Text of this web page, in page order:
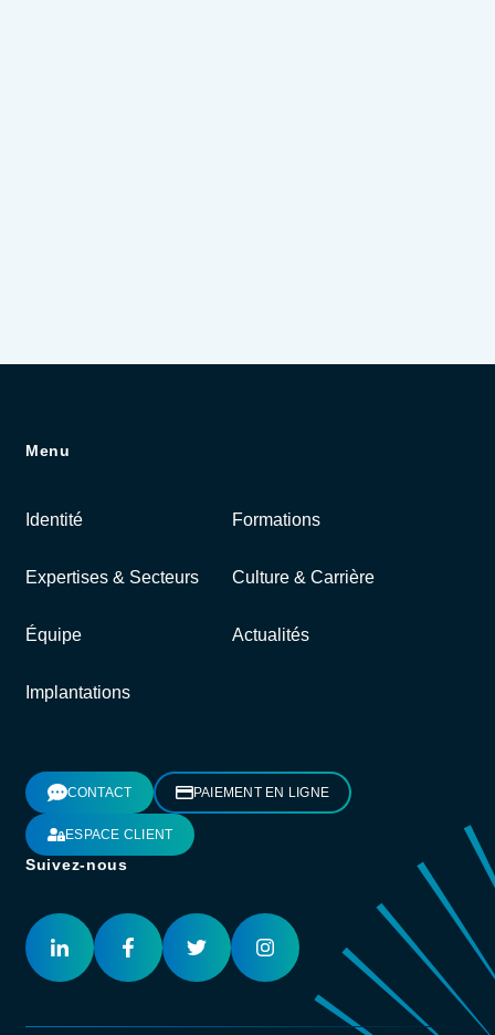
Menu
Identité Formations
Expertises & Secteurs Culture & Carrière
Équipe Actualités
Implantations
CONTACT PAIEMENT EN LIGNE
ESPACE CLIENT
Suivez-nous